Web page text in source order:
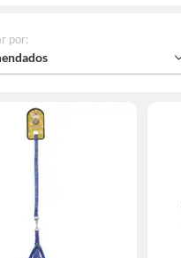
por: